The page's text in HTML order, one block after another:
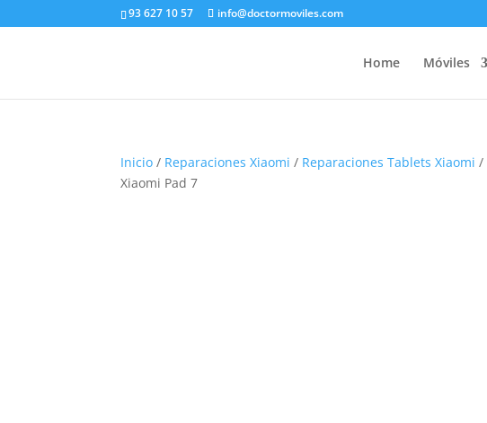
93 627 10 57 info@doctormoviles.com
Home Móviles
Inicio / Reparaciones Xiaomi / Reparaciones Tablets Xiaomi /
Xiaomi Pad 7